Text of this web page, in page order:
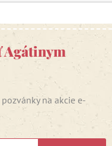
Agátinym
na akcie e-